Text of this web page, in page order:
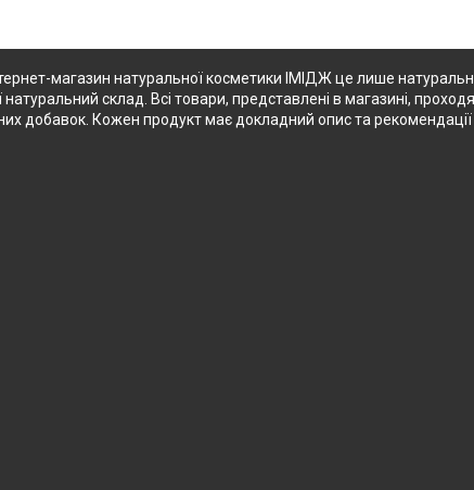
магазин натуральної косметики ІМІДЖ це лише
склад. Всі товари, представлені в магазині,
добавок. Кожен продукт має докладний опис та